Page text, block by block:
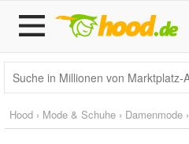
Hood › Mode & Schuhe › Damenmode ›